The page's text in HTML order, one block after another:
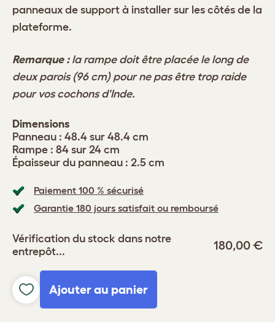
Paiement 100 % sécurisé
Garantie 180 jours satisfait ou remboursé
Vérification du stock dans notre
entrepôt...
180,00 €
Ajouter au panier
panneaux de support à installer sur les côtés de la
plateforme.
Remarque :la rampe doit être placée le long de
deux parois (96 cm) pour ne pas être trop raide
pour vos cochons d'Inde.
Dimensions
Panneau : 48.4 sur 48.4 cm
Rampe : 84 sur 24 cm
Épaisseur du panneau : 2.5 cm